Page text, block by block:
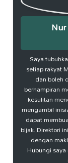
Saya
setiap rakyat
dan boleh
berhampiran
kesulitan
mengambil
dapat
bijak. Direktori
dengan
Hubungi